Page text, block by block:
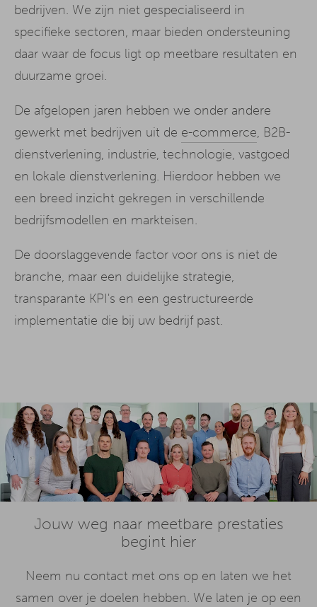
bedrijven. We zijn niet gespecialiseerd in
specifieke sectoren, maar bieden ondersteuning
daar waar de focus ligt op meetbare resultaten en
duurzame groei.
De afgelopen jaren hebben we onder andere
gewerkt met bedrijven uit de e-commerce, B2B-
dienstverlening, industrie, technologie, vastgoed
en lokale dienstverlening. Hierdoor hebben we
een breed inzicht gekregen in verschillende
bedrijfsmodellen en markteisen.
De doorslaggevende factor voor ons is niet de
branche, maar een duidelijke strategie,
transparante KPI's en een gestructureerde
implementatie die bij uw bedrijf past.
Jouw weg naar meetbare prestaties
begint hier
Neem nu contact met ons op en laten we het
samen over je doelen hebben. We laten je op een